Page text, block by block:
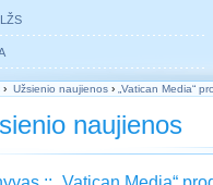
› Užsienio naujienos › „Vatican Media“
naujienos